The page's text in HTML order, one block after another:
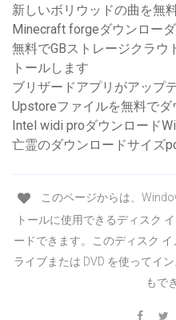
新しいボリウッドの曲を無
Minecraft forgeダウンロー
無料でGBストレージクラウ
トールします
ブリザードアプリがアップ
Upstoreファイルを無料でダ
Intel widi proダウンロード
亡霊のダウンロードサイズ
このページからは、
トールに使用できるディスク
ードできます。このディスク
ライブまたは DVD を使ってイ
もで